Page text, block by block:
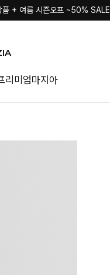
품 + 여름 시즌오프 ~50% SALE
리미엄마지아